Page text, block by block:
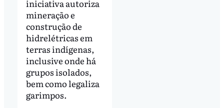
iniciativa autoriza
mineração e
construção de
hidrelétricas em
terras indígenas,
inclusive onde há
grupos isolados,
bem como legaliza
garimpos.